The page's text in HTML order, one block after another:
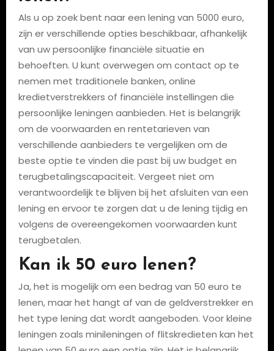
Als u op zoek bent naar een lening van 5000 euro,
zijn er verschillende opties beschikbaar, afhankelijk
van uw persoonlijke financiële situatie en
behoeften. U kunt overwegen om contact op te
nemen met traditionele banken, online
kredietverstrekkers of financiële instellingen die
persoonlijke leningen aanbieden. Het is belangrijk
om de voorwaarden en rentetarieven van
verschillende aanbieders te vergelijken om de
beste optie te vinden die past bij uw budget en
terugbetalingscapaciteit. Vergeet niet om
verantwoordelijk te blijven bij het afsluiten van een
lening en ervoor te zorgen dat u de lening tijdig en
volgens de overeengekomen voorwaarden kunt
terugbetalen.
Kan ik 50 euro lenen?
Ja, het is mogelijk om een bedrag van 50 euro te
lenen, maar het hangt af van de geldverstrekker en
het type lening dat wordt aangeboden. Voor kleine
leningen zoals minileningen of flitskredieten kan het